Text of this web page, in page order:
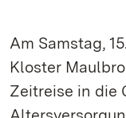
Am Samstag,
Kloster
Zeitreise in die